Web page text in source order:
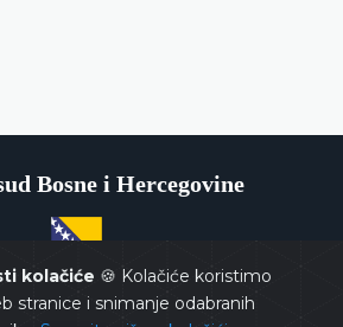
kolačiće 🍪 Kolačiće koristimo
stranice i snimanje odabranih
Bosne i Hercegovine
Ustavni sud BiHSva prava zadržana.